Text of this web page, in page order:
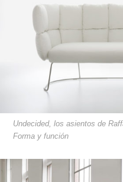
Undecided, los asientos de
Forma y función